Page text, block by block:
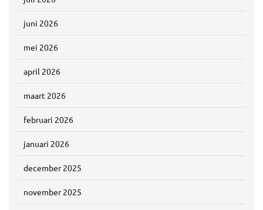
juni 2026
mei 2026
april 2026
maart 2026
februari 2026
januari 2026
december 2025
november 2025